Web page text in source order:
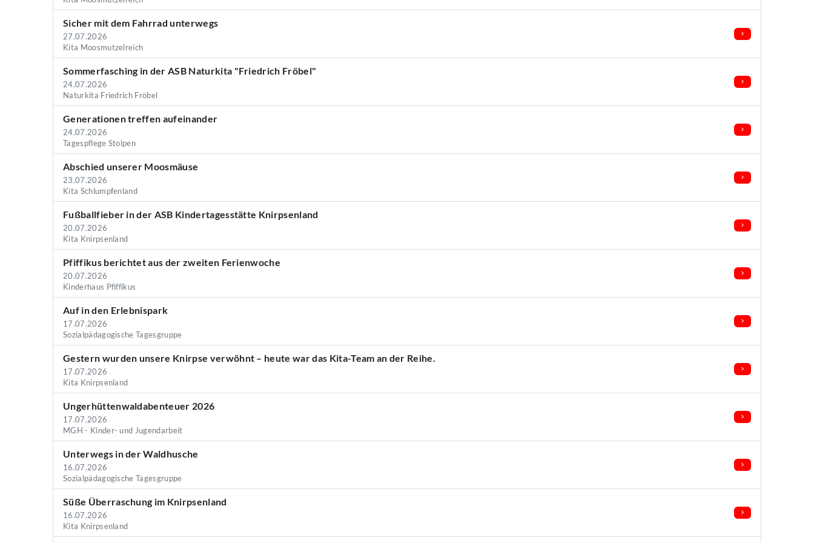
Sicher mit dem Fahrrad unterwegs
27.07.2026
Kita Moosmutzelreich
Sommerfasching in der ASB Naturkita "Friedrich Fröbel"
24.07.2026
Naturkita Friedrich Fröbel
Generationen treffen aufeinander
24.07.2026
Tagespflege Stolpen
Abschied unserer Moosmäuse
23.07.2026
Kita Schlumpfenland
Fußballfieber in der ASB Kindertagesstätte Knirpsenland
20.07.2026
Kita Knirpsenland
Pfiffikus berichtet aus der zweiten Ferienwoche
20.07.2026
Kinderhaus Pfiffikus
Auf in den Erlebnispark
17.07.2026
Sozialpädagogische Tagesgruppe
Gestern wurden unsere Knirpse verwöhnt – heute war das Kita-Team an der Reihe.
17.07.2026
Kita Knirpsenland
Ungerhüttenwaldabenteuer 2026
17.07.2026
MGH - Kinder- und Jugendarbeit
Unterwegs in der Waldhusche
16.07.2026
Sozialpädagogische Tagesgruppe
Süße Überraschung im Knirpsenland
16.07.2026
Kita Knirpsenland